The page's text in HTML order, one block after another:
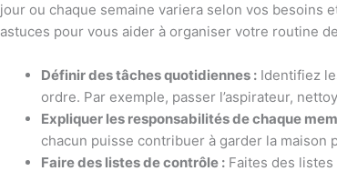
jour ou chaque semaine variera selon vos besoins
astuces pour vous aider à organiser votre routine
Définir des tâches quotidiennes : Identifiez
ordre. Par exemple, passer l’aspirateur,
Expliquer les responsabilités de chaque
chacun puisse contribuer à garder la maison
Faire des listes de contrôle : Faites des